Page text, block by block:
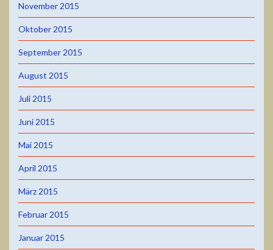
November 2015
Oktober 2015
September 2015
August 2015
Juli 2015
Juni 2015
Mai 2015
April 2015
März 2015
Februar 2015
Januar 2015